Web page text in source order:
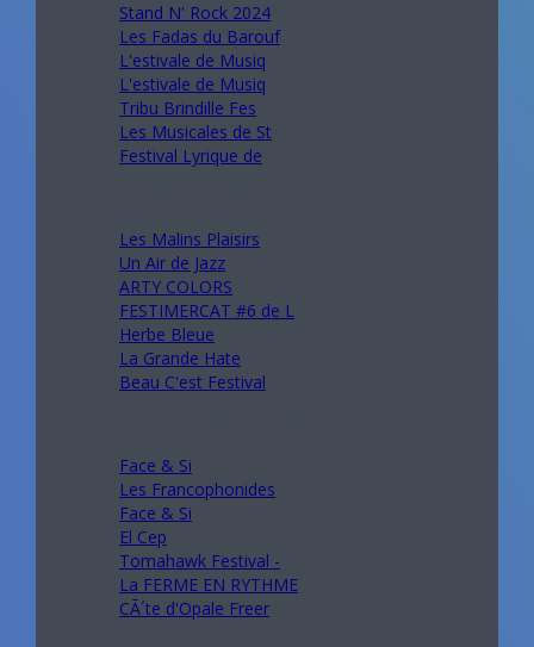
Stand N' Rock 2024
Les Fadas du Barouf
L'estivale de Musiq
L'estivale de Musiq
Tribu Brindille Fes
Les Musicales de St
Festival Lyrique de
Les Malins Plaisirs
Un Air de Jazz
ARTY COLORS
FESTIMERCAT #6 de L
Herbe Bleue
La Grande Hate
Beau C'est Festival
Face & Si
Les Francophonides
Face & Si
El Cep
Tomahawk Festival -
La FERME EN RYTHME
CÃ´te d'Opale Freer